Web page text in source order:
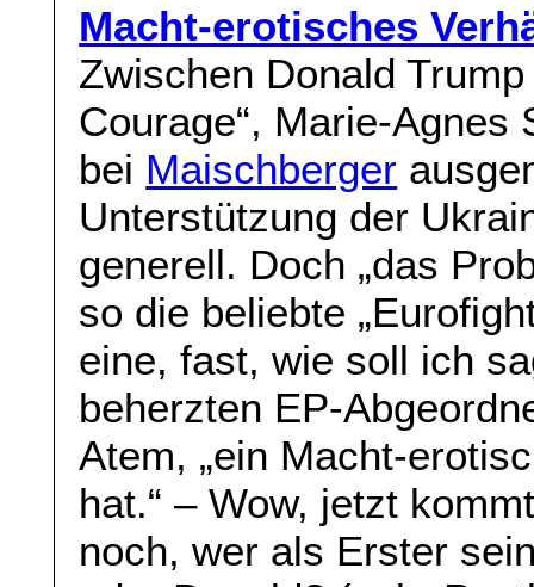
Macht-erotisches
Zwischen Donald
Courage“, Marie-
bei Maischberger
Unterstützung der
generell. Doch „das
so die beliebte
eine, fast, wie soll ich
beherzten EP-
Atem, „ein Macht-
hat.“ – Wow, jetzt
noch, wer als Erster